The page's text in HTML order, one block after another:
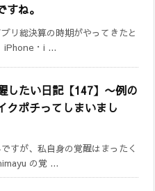
すね。
リ総決算の時期がやってきたと
iPhone・i ...
したい日記【147】 〜例の
クポチってしまいまし
すが、私自身の覚醒はまったく
の覚 ...